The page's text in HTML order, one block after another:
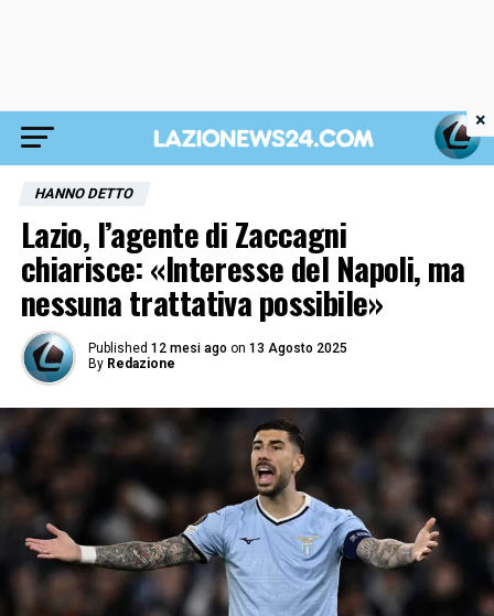
HANNO DETTO
Lazio, l’agente di Zaccagni
chiarisce: «Interesse del Napoli, ma
nessuna trattativa possibile»
Published 12 mesi ago on 13 Agosto 2025
By Redazione
×